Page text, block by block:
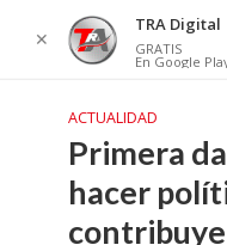
ACTUALIDAD
Primera
hacer
✕
TRA Digital
GRATIS
En Google